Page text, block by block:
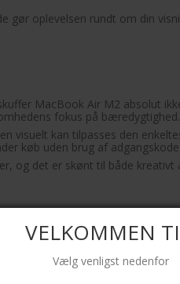
gør oplevelsen rundt om din
MacBook Air M2 absolut
fokus på bæredygtighed.
visuelt kan tilpasses den
køb uden brug af adgangskode.
og det er skønt til både kreativt
mere krævende opgaver.
behov:
VELKOMMEN
Vælg venligst nedenfor